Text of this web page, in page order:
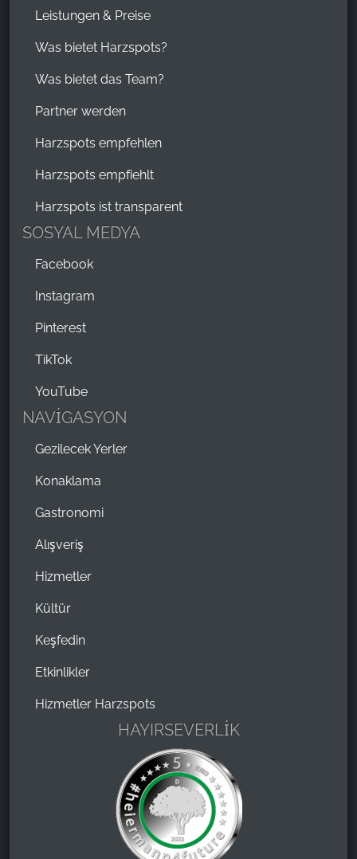
Leistungen & Preise
Was bietet Harzspots?
Was bietet das Team?
Partner werden
Harzspots empfehlen
Harzspots empfiehlt
Harzspots ist transparent
SOSYAL MEDYA
Facebook
Instagram
Pinterest
TikTok
YouTube
NAVİGASYON
Gezilecek Yerler
Konaklama
Gastronomi
Alışveriş
Hizmetler
Kültür
Keşfedin
Etkinlikler
Hizmetler Harzspots
HAYIRSEVERLİK